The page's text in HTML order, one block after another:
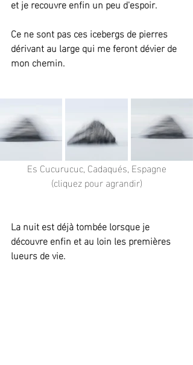
et je recouvre enfin un peu d'espoir.
Ce ne sont pas ces icebergs de pierres
dérivant au large qui me feront dévier de
mon chemin.
Es Cucurucuc, Cadaqués, Espagne
(cliquez pour agrandir)
La nuit est déjà tombée lorsque je
découvre enfin et au loin les premières
lueurs de vie.